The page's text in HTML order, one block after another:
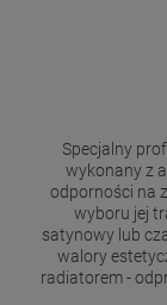
Specjalny
wykonany z
odporności na
wyboru jej
satynowy lub
walory
radiatorem -